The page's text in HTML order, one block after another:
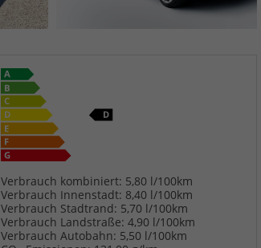
Verbrauch kombiniert: 5,80 l/100km
Verbrauch Innenstadt: 8,40 l/100km
Verbrauch Stadtrand: 5,70 l/100km
Verbrauch Landstraße: 4,90 l/100km
Verbrauch Autobahn: 5,50 l/100km